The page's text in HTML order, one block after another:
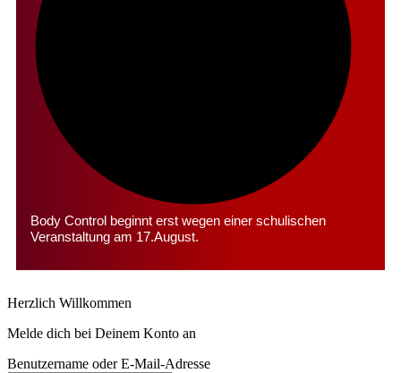
Body Control beginnt erst wegen einer schulischen
Veranstaltung am 17.August.
Herzlich Willkommen
Melde dich bei Deinem Konto an
Benutzername oder E-Mail-Adresse